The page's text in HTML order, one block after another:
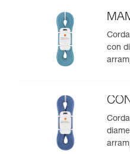
con